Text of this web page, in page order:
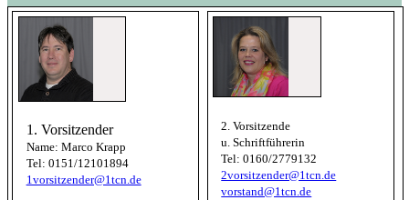
1. Vorsitzender
Name: Marco Krapp
Tel: 0151/12101894
1vorsitzender@1tcn.de
2. Vorsitzende
u. Schriftführerin
Tel: 0160/2779132
2vorsitzender@1tcn.de
vorstand@1tcn.de